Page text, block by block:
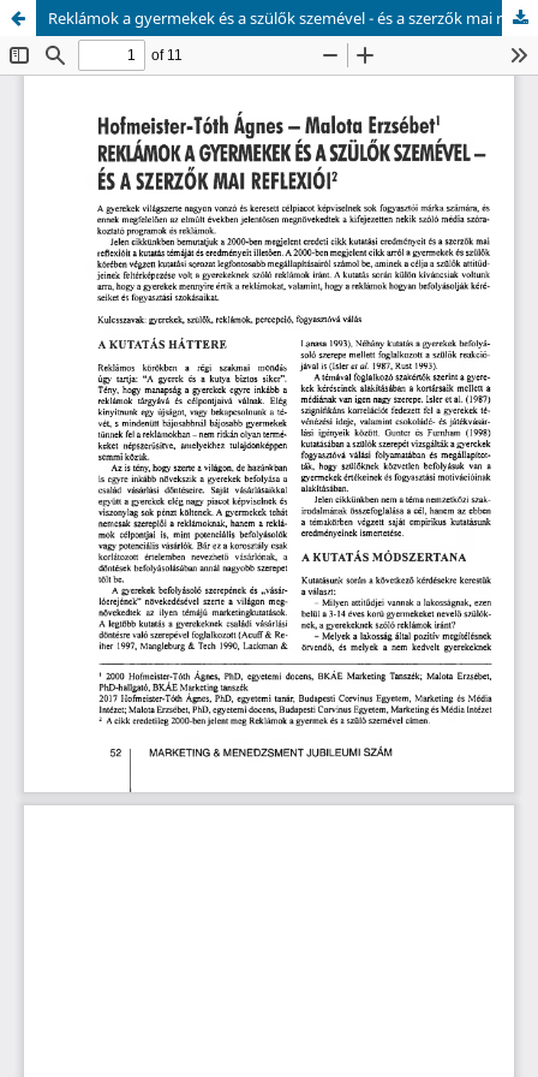
Reklámok a gyermekek és a szülők szemével - és a szerzők mai reflexiói